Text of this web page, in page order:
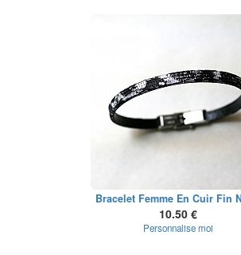
Bracelet Femme En Cuir Fin
10.50 €
Personnalise moi